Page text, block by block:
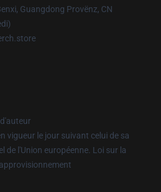
Guangdong Provënz, CN
vigueur le jour suivant celui de sa
de l'Union européenne. Loi sur la